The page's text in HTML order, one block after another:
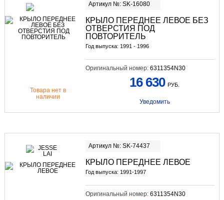
Артикул №: SK-16080
КРЫЛО ПЕРЕДНЕЕ ЛЕВОЕ БЕЗ
ОТВЕРСТИЯ ПОД
ПОВТОРИТЕЛЬ
Год выпуска: 1991 - 1996
Оригинальный номер: 6311354N30
Товара нет в
наличии
16 630 РУБ.
Уведомить
Артикул №: SK-74437
КРЫЛО ПЕРЕДНЕЕ ЛЕВОЕ
Год выпуска: 1991-1997
Оригинальный номер: 6311354N30